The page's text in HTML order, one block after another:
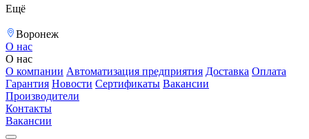
Ещё
Воронеж
О нас
О нас
О компании Автоматизация предприятия Доставка Оплата
Гарантия Новости Сертификаты Вакансии
Производители
Контакты
Вакансии